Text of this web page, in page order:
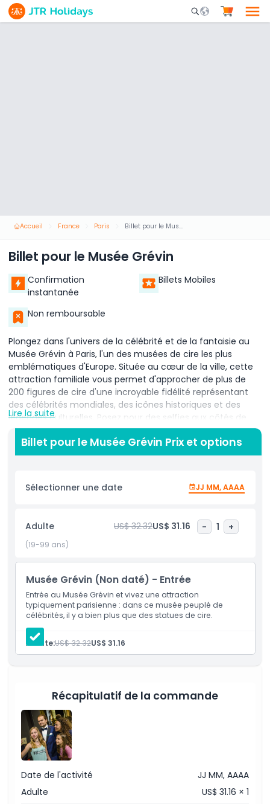
Mobile Search
Accueil France Paris Billet pour le Musée Grévin
Billet pour le Musée Grévin
Confirmation
instantanée
Billets Mobiles
Non remboursable
Plongez dans l'univers de la célébrité et de la fantaisie au
Musée Grévin à Paris, l'un des musées de cire les plus
emblématiques d'Europe. Située au cœur de la ville, cette
attraction familiale vous permet d'approcher de plus de
200 figures de cire d'une incroyable fidélité représentant
des célébrités mondiales, des icônes historiques et des
légendes culturelles. Posez pour des selfies aux côtés de
stars comme Lady Gaga, Brad Pitt ou Bruce Willis, ou
placez-vous près de légendes du sport et de musiciens
appréciés. Chaque statue de cire est réalisée avec un souci
interactive et mémorable. Au-delà des rencontres avec
des stars, explorez des scènes fascinantes de l'histoire
moments clés qui ont façonné la nation. L'un des points
forts du musée est le spectacle lumineux Kaleidoscope,
une expérience éblouissante de son et d'images qui ajoute
recherche d'une activité intérieure originale à Paris, le
Musée Grévin est un passage obligé. Parfait pour les
familles, les couples et les voyageurs en solo. Réservez dès
aujourd'hui vos billets pour le Musée Grévin et profitez de
l'une des attractions les mieux notées de Paris.
Inclus
Politique enfant/adulte
Exclus
Lire la suite
Billet pour le Musée Grévin Prix et options
Sélectionner une date JJ MM, AAAA
Adulte US$ 32.32US$ 31.16 - 1 +
(19-99 ans)
Musée Grévin (Non daté) - Entrée
Entrée au Musée Grévin et vivez une attraction
typiquement parisienne : dans ce musée peuplé de
célébrités, il y a bien plus que des statues de cire.
Adulte:US$ 32.32US$ 31.16
Récapitulatif de la commande
Date de l'activité
JJ MM, AAAA
Adulte
US$ 31.16 × 1